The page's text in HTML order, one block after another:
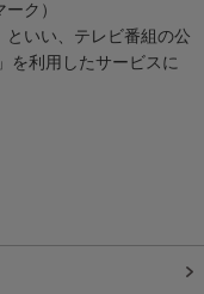
ク）
といい、テレビ番組の公
を利用したサービスに